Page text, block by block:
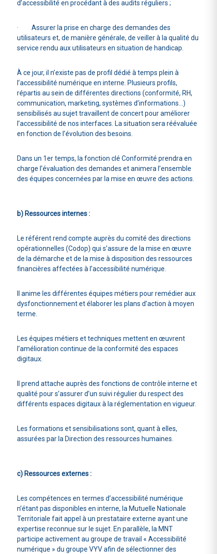
d’accessibilité en procédant à des audits réguliers ;
· Assurer la prise en charge des demandes des
utilisateurs et, de manière générale, de veiller à la qualité du
service rendu aux utilisateurs en situation de handicap.
À ce jour, il n’existe pas de profil dédié à temps plein à
l’accessibilité numérique en interne. Plusieurs profils,
répartis au sein de différentes directions (conformité, RH,
communication, marketing, systèmes d’informations…)
sensibilisés au sujet travaillent de concert pour améliorer
l’accessibilité de nos interfaces. La situation sera réévaluée
en fonction de l’évolution des besoins.
Dans un 1er temps, la fonction clé Conformité prendra en
charge l’évaluation des demandes et animera l’ensemble
des équipes concernées par la mise en œuvre des actions.
b) Ressources internes :
Le référent rend compte auprès du comité des directions
opérationnelles (Codop) qui s’assure de la mise en œuvre
de la démarche et de la mise à disposition des ressources
financières affectées à l’accessibilité numérique.
Il anime les différentes équipes métiers pour remédier aux
dysfonctionnement et élaborer les plans d’action à moyen
terme.
Les équipes métiers et techniques mettent en œuvrent
l’amélioration continue de la conformité des espaces
digitaux.
Il prend attache auprès des fonctions de contrôle interne et
qualité pour s’assurer d’un suivi régulier du respect des
différents espaces digitaux à la réglementation en vigueur.
Les formations et sensibilisations sont, quant à elles,
assurées par la Direction des ressources humaines.
c) Ressources externes :
Les compétences en termes d’accessibilité numérique
n’étant pas disponibles en interne, la Mutuelle Nationale
Territoriale fait appel à un prestataire externe ayant une
expertise reconnue sur le sujet. En parallèle, la MNT
participe activement au groupe de travail « Accessibilité
numérique » du groupe VYV afin de sélectionner des